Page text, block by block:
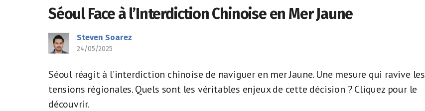
Séoul Face à l’Interdiction Chinoise en Mer Jaune
Steven Soarez
24/05/2025
Séoul réagit à l’interdiction chinoise de naviguer en mer Jaune. Une mesure qui ravive les
tensions régionales. Quels sont les véritables enjeux de cette décision ? Cliquez pour le
découvrir.